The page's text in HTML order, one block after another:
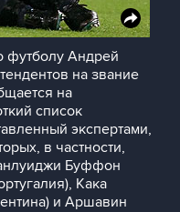
футболу Андрей
на звание
на
список
экспертами,
в частности,
Буффон
Кака
и Аршавин